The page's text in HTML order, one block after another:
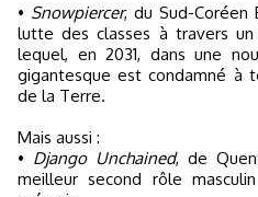
• Snowpiercer, du Sud-Coréen
lutte des classes à travers
lequel, en 2031, dans une
gigantesque est condamné à
de la Terre.
Mais aussi :
• Django Unchained, de
meilleur second rôle